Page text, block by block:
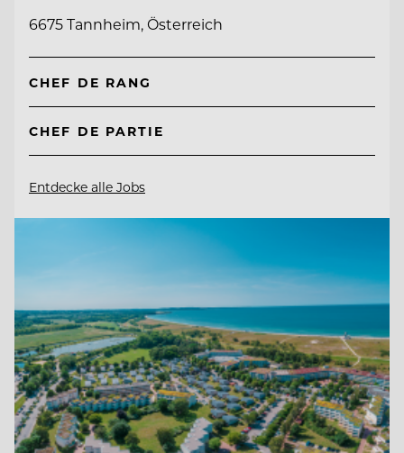
6675 Tannheim, Österreich
CHEF DE RANG
CHEF DE PARTIE
Entdecke alle Jobs